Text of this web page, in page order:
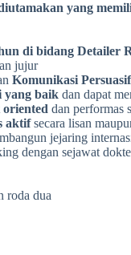
yang
di bidang Detailer
jujur
Komunikasi Persuasif
yang baik dan dapat
oriented dan performas
aktifsecara lisan
jejaring
dengan sejawat
roda dua